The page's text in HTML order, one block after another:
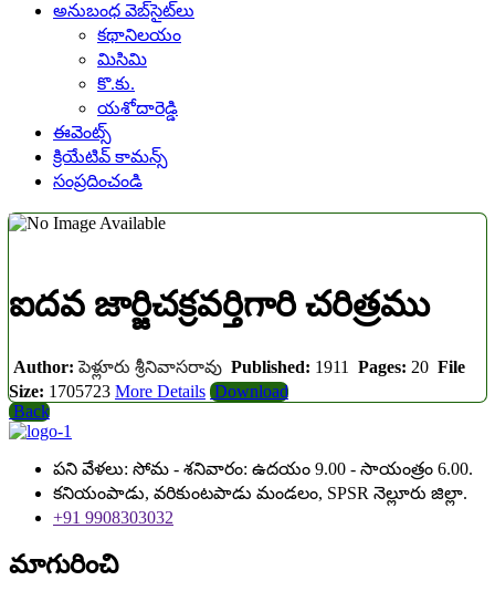
అనుబంధ వెబ్‌సైట్‌లు
కథానిలయం
మిసిమి
కొ.కు.
యశోదారెడ్డి
ఈవెంట్స్
క్రియేటివ్ కామన్స్
సంప్రదించండి
ఐదవ జార్జిచక్రవర్తిగారి చరిత్రము
Author: పెళ్లూరు శ్రీనివాసరావు Published: 1911 Pages: 20 File
Size: 1705723 More Details Download
Back
పని వేళలు: సోమ - శనివారం: ఉదయం 9.00 - సాయంత్రం 6.00.
కనియంపాడు, వరికుంటపాడు మండలం, SPSR నెల్లూరు జిల్లా.
+91 9908303032
మాగురించి